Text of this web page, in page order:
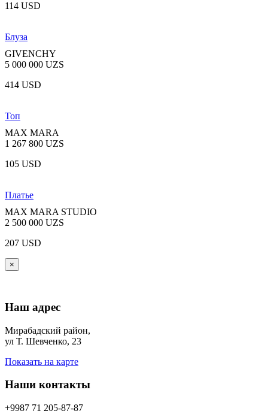
114 USD
Блуза
GIVENCHY
5 000 000 UZS
414 USD
Топ
MAX MARA
1 267 800 UZS
105 USD
Платье
MAX MARA STUDIO
2 500 000 UZS
207 USD
×
Наш адрес
Мирабадский район,
ул Т. Шевченко, 23
Показать на карте
Наши контакты
+9987 71 205-87-87